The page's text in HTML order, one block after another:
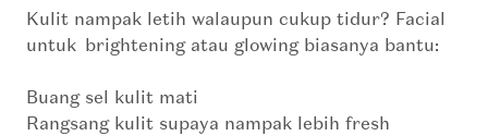
Kulit nampak letih walaupun cukup tidur? Facial
untuk brightening atau glowing biasanya bantu:
Buang sel kulit mati
Rangsang kulit supaya nampak lebih fresh